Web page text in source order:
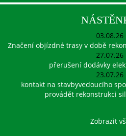
03.08.26
Značení objízdné trasy v době
27.07.26
přerušení dodávky
23.07.26
kontakt na stavbyvedoucího
provádět rekonstrukci
Zobrazit